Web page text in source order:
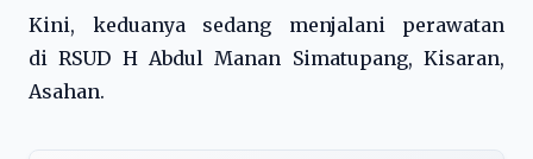
Kini, keduanya sedang menjalani perawatan
di RSUD H Abdul Manan Simatupang, Kisaran,
Asahan.